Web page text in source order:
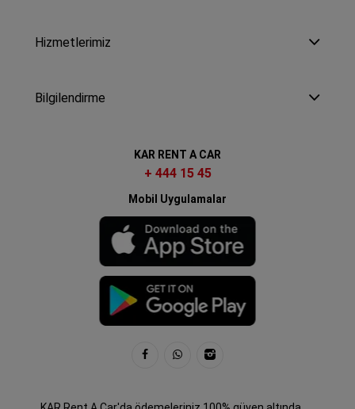
Hizmetlerimiz
Bilgilendirme
KAR RENT A CAR
+ 444 15 45
Mobil Uygulamalar